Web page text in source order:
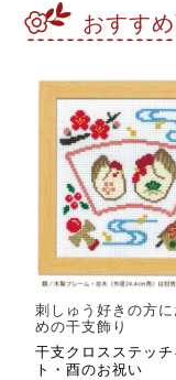
おすす
刺しゅう好きの方に
めの干支飾り
干支クロスステッチ
ト・酉のお祝い